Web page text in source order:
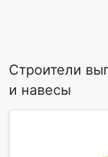
Строители
и навесы